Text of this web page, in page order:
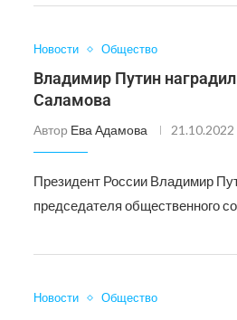
Новости Общество
Владимир Путин
Саламова
Автор Ева Адамова 21.10.2022
Президент России Владимир
председателя общественного
Новости Общество